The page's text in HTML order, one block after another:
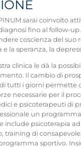
sarai coinvolto
fino al follow-
coscienza del suo
la speranza, la
clinica le dà la
Il cambio di
tutti i giorni permette
necessarie per il
e psicoterapeuti di
un
include psicoterapia
training di
sportivo.